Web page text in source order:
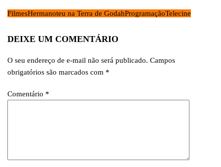
FilmesHermanoteu na Terra de GodahProgramaçãoTelecine
DEIXE UM COMENTÁRIO
O seu endereço de e-mail não será publicado. Campos
obrigatórios são marcados com *
Comentário *